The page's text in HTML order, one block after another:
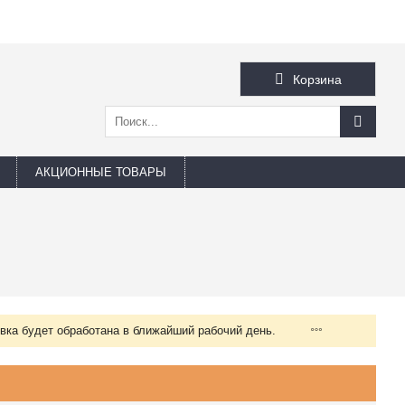
Корзина
АКЦИОННЫЕ ТОВАРЫ
будет обработана в ближайший рабочий день.